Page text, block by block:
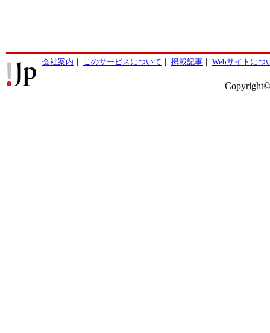
会社案内 ｜ このサービスについて ｜ 掲載記事 ｜ Webサイトにつ